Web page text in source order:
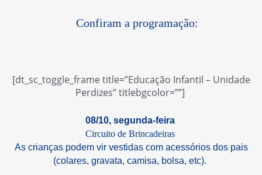
Confiram a programação:
[dt_sc_toggle_frame title=”Educação Infantil – Unidade
Perdizes” titlebgcolor=””]
08/10, segunda-feira
Circuito de Brincadeiras
As crianças podem vir vestidas com acessórios dos pais
(colares, gravata, camisa, bolsa, etc).